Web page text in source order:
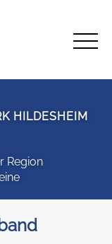
HILDESHEIM
Region